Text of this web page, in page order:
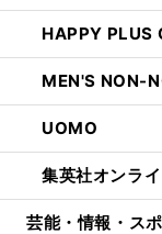
HAPPY PLUS
MEN'S NON-
UOMO
集英社オンラ
芸能・情報・ス